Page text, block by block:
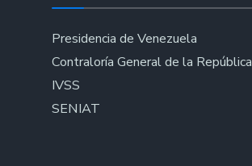
Presidencia de Venezuela
Contraloría General de la República
IVSS
SENIAT